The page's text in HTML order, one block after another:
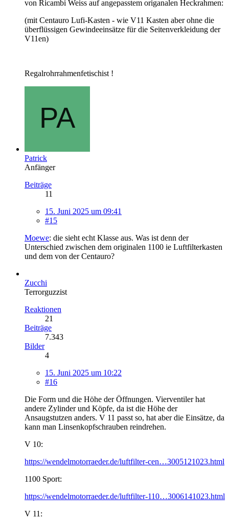
von Ricambi Weiss auf angepasstem origanalen Heckrahmen:
(mit Centauro Lufi-Kasten - wie V11 Kasten aber ohne die
überflüssigen Gewindeeinsätze für die Seitenverkleidung der
V11en)
Regalrohrrahmenfetischist !
Patrick
Anfänger
Beiträge
11
15. Juni 2025 um 09:41
#15
Moewe: die sieht echt Klasse aus. Was ist denn der
Unterschied zwischen dem originalen 1100 ie Luftfilterkasten
und dem von der Centauro?
Zucchi
Terrorguzzist
Reaktionen
21
Beiträge
7.343
Bilder
4
15. Juni 2025 um 10:22
#16
Die Form und die Höhe der Öffnungen. Vierventiler hat
andere Zylinder und Köpfe, da ist die Höhe der
Ansaugstutzen anders. V 11 passt so, hat aber die Einsätze, da
kann man Linsenkopfschrauben reindrehen.
V 10:
https://wendelmotorraeder.de/luftfilter-cen…3005121023.html
1100 Sport:
https://wendelmotorraeder.de/luftfilter-110…3006141023.html
V 11: